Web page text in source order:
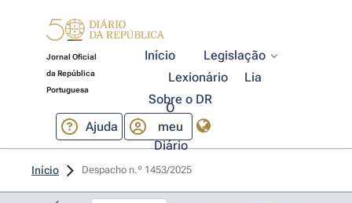
Jornal Oficial
da República
Portuguesa
Início
Legislação
Lexionário
Lia
Sobre o DR
Ajuda
O
meu
Diário
Início Despacho n.º 1453/2025